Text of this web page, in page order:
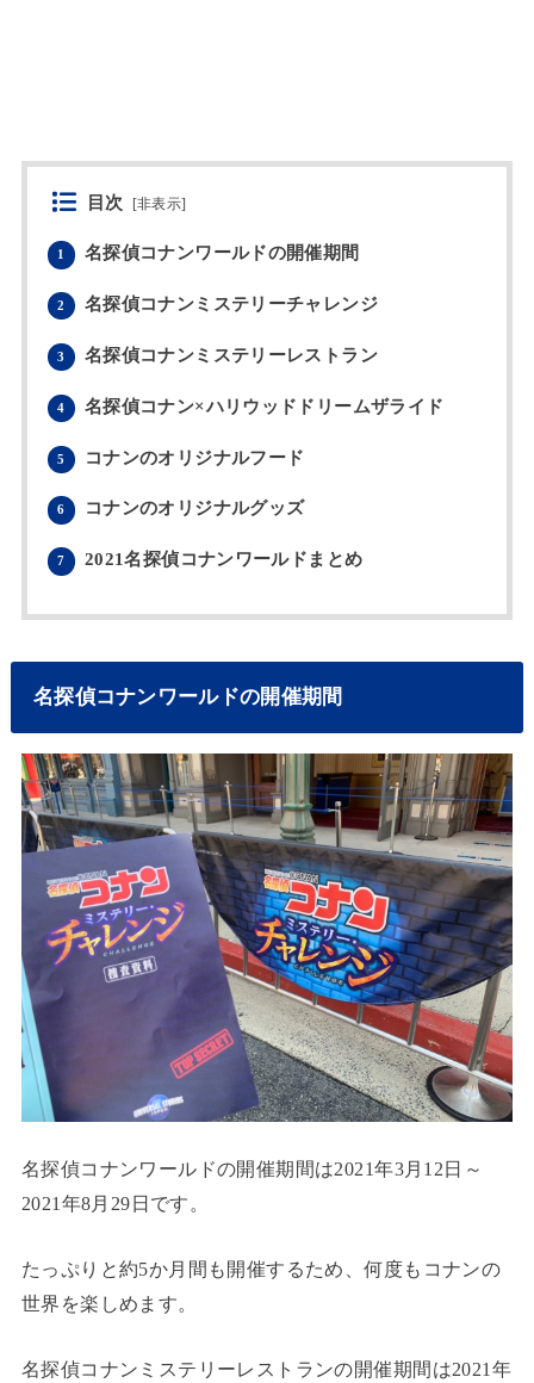
目次 [非表示]
1 名探偵コナンワールドの開催期間
2 名探偵コナンミステリーチャレンジ
3 名探偵コナンミステリーレストラン
4 名探偵コナン×ハリウッドドリームザライド
5 コナンのオリジナルフード
6 コナンのオリジナルグッズ
7 2021名探偵コナンワールドまとめ
名探偵コナンワールドの開催期間
名探偵コナンワールドの開催期間は2021年3月12日～
2021年8月29日です。
たっぷりと約5か月間も開催するため、何度もコナンの
世界を楽しめます。
名探偵コナンミステリーレストランの開催期間は2021年